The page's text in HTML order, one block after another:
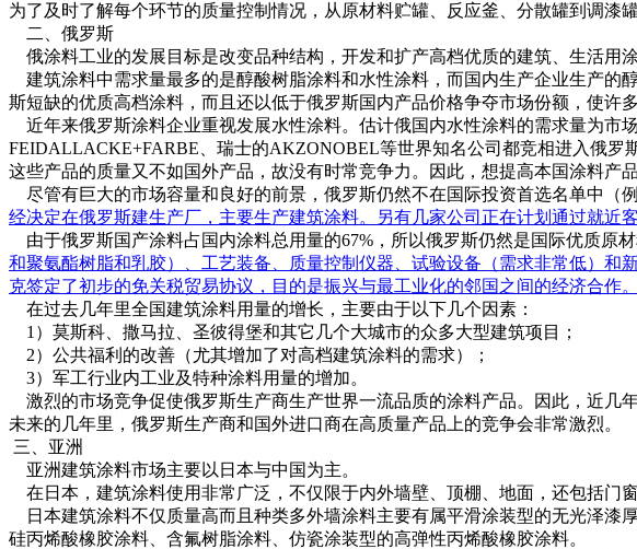
为了及时了解每个环节的质量控制情况，从原材料贮罐、反应釜、分散罐到调漆
二、俄罗斯
俄涂料工业的发展目标是改变品种结构，开发和扩产高档优质的建筑、生活用涂
建筑涂料中需求量最多的是醇酸树脂涂料和水性涂料，而国内生产企业生产的
斯短缺的优质高档涂料，而且还以低于俄罗斯国内产品价格争夺市场份额，使许
近年来俄罗斯涂料企业重视发展水性涂料。估计俄国内水性涂料的需求量为市
FEIDALLACKE+FARBE、瑞士的AKZONOBEL等世界知名公司都竞相进入俄罗
这些产品的质量又不如国外产品，故没有时常竞争力。因此，想提高本国涂料产
尽管有巨大的市场容量和良好的前景，俄罗斯仍然不在国际投资首选名单中（
经决定在俄罗斯建生产厂，主要生产建筑涂料。另有几家公司正在计划通过就近
由于俄罗斯国产涂料占国内涂料总用量的67%，所以俄罗斯仍然是国际优质原
和聚氨酯树脂和乳胶）、工艺装备、质量控制仪器、试验设备（需求非常低）和
克签定了初步的免关税贸易协议，目的是振兴与最工业化的邻国之间的经济合作。
在过去几年里全国建筑涂料用量的增长，主要由于以下几个因素：
1）莫斯科、撒马拉、圣彼得堡和其它几个大城市的众多大型建筑项目；
2）公共福利的改善（尤其增加了对高档建筑涂料的需求）；
3）军工行业内工业及特种涂料用量的增加。
激烈的市场竞争促使俄罗斯生产商生产世界一流品质的涂料产品。因此，近几
未来的几年里，俄罗斯生产商和国外进口商在高质量产品上的竞争会非常激烈。
三、亚洲
亚洲建筑涂料市场主要以日本与中国为主。
在日本，建筑涂料使用非常广泛，不仅限于内外墙壁、顶棚、地面，还包括门
日本建筑涂料不仅质量高而且种类多外墙涂料主要有属平滑涂装型的无光泽漆
硅丙烯酸橡胶涂料、含氟树脂涂料、仿瓷涂装型的高弹性丙烯酸橡胶涂料。